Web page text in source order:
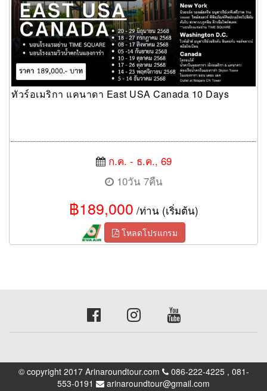
ทัวร์อเมริกา แคนาดา East USA Canada 10 Days
ก.ค. - ธ.ค., 69
10วัน 7คืน
฿189,000 /ท่าน (เริ่มต้น)
โหลดโปรแกรม
© copyright 2017 Arinaroundtour.com
086-222-4225 , 081-
553-0191
arinaroundtour@gmail.com